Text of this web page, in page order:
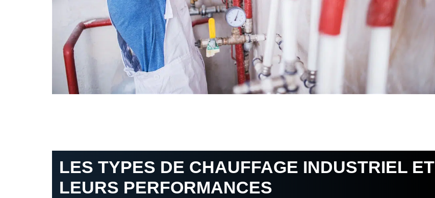
LES TYPES DE CHAUFFAGE INDUSTRIEL ET
LEURS PERFORMANCES